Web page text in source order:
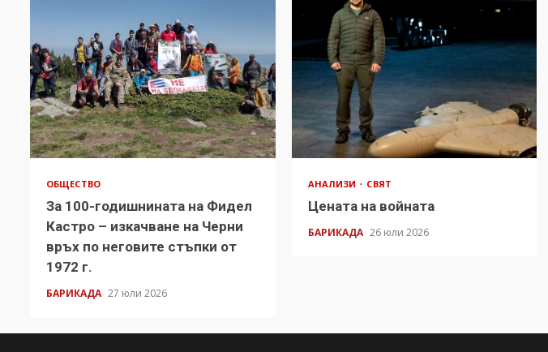
ОБЩЕСТВО
За 100-годишнината на Фидел
Кастро – изкачване на Черни
връх по неговите стъпки от
1972 г.
БАРИКАДА 27 юли 2026
АНАЛИЗИ СВЯТ
Цената на войната
БАРИКАДА 26 юли 2026